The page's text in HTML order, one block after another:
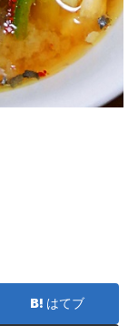
はてブ